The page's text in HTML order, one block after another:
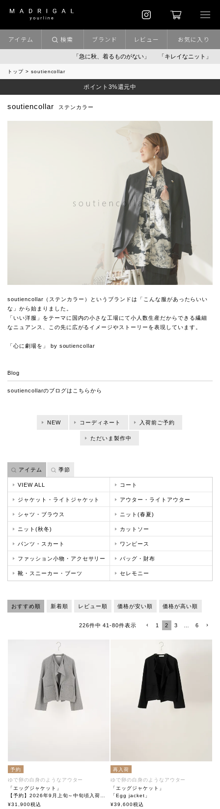
「急に秋、着るものがない」 「キレイなニット」 ポイント
アイテム 検索 ブランド レビュー お気に入り
トップ soutiencollar
ポイント3%還元中
soutiencollar ステンカラー
soutiencollar（ステンカラー）というブランドは「こんな服があったらいい
な」から始まりました。
「いい洋服」をテーマに国内の小さな工場にて小人数生産だからできる繊細
なニュアンス、この先に広がるイメージやストーリーを表現しています。
「心に劇場を」 by soutiencollar
Blog
soutiencollarのブログは こちらから
アイテム 季節
NEW コーディネート 入荷前ご予約
ただいま製作中
VIEW ALL コート
ジャケット・ライトジャケット アウター・ライトアウター
シャツ・ブラウス ニット(春夏)
ニット(秋冬) カットソー
パンツ・スカート ワンピース
ファッション小物・アクセサリー バッグ・財布
靴・スニーカー・ブーツ セレモニー
おすすめ順 新着順 レビュー順 価格が安い順 価格が高い順
226件中 41-80件表示 1 2 3 6
予約
ゆで卵の白身のようなアウター
「エッグジャケット」
【予約】2026年9月上旬～中旬頃入荷予定
「Egg jacket」
¥31,900税込
再入荷
ゆで卵の白身のようなアウター
「エッグジャケット」
「Egg jacket」
soutiencollar（ステンカラー）
¥39,600税込